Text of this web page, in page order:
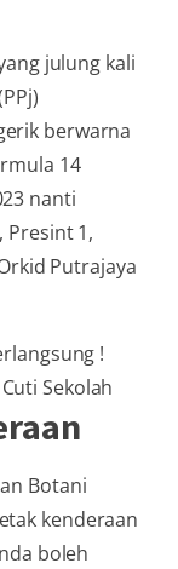
julung kali
berwarna
14
nanti
Presint 1,
Putrajaya
Botani
kenderaan
boleh